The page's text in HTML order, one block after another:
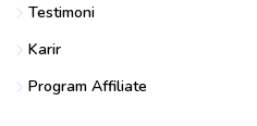
Testimoni
Karir
Program Affiliate